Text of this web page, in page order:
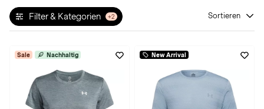
Filter & Kategorien +2 Sortieren
Sale Nachhaltig New Arrival